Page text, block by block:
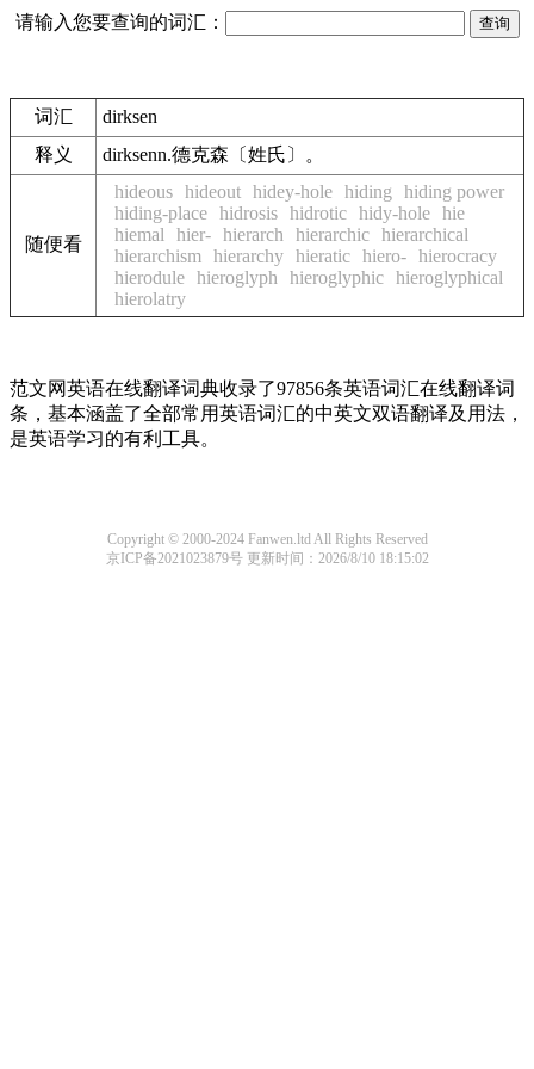
请输入您要查询的词汇：
词汇
dirksen
释义
dirksenn.德克森〔姓氏〕。
随便看
hideous hideout hidey-hole hiding
hiding power
hiding-place hidrosis hidrotic hidy-hole hie
hiemal
hier- hierarch hierarchic hierarchical
hierarchism
hierarchy hieratic hiero- hierocracy
hierodule hieroglyph hieroglyphic hieroglyphical
hierolatry
范文网英语在线翻译词典收录了97856条英语词汇在线翻译词
条，基本涵盖了全部常用英语词汇的中英文双语翻译及用法，
是英语学习的有利工具。
Copyright © 2000-2024 Fanwen.ltd All Rights Reserved
京ICP备2021023879号更新时间：2026/8/10 18:15:02